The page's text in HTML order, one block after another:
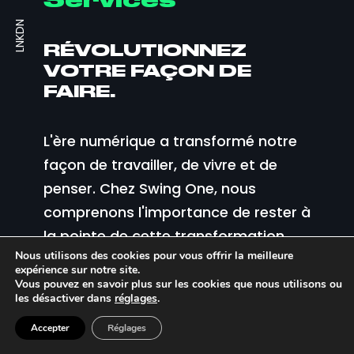
LNKDN
RÉVOLUTIONNEZ
VOTRE FAÇON DE
FAIRE.
L'ère numérique a transformé notre
façon de travailler, de vivre et de
penser. Chez Swing One, nous
comprenons l'importance de rester à
la pointe de cette transformation.
Nos services techniques sont conçus
pour vous aider à naviguer dans ce
nouveau monde numérique avec
facilité et efficacité. Builder vos
Cyber Services
Technical Services
Design Studio
VOUS
TALENTS
REJOIGNEZ LE
RYTHME
MENTIONS LÉGALES - SWING ONE © 2023-2024 - MADE WITH LOVE
Design Studio
NOUS
REJOIGNEZ LE
RYTHME
+33 01 40 55 14 90
contact@swing-one.fr
SWING ONE MONACO
Ouverture prochainement :-)
Follow us !
LNKDN
La Swing Family
Collaborons
ensemble
Quel est votre nom ?
La Swing Family
Collaborons
ensemble
Quel est votre nom ?
Nous utilisons des cookies pour vous offrir la meilleure
expérience sur notre site.
Vous pouvez en savoir plus sur les cookies que nous utilisons ou
les désactiver dans réglages.
Accepter Réglages